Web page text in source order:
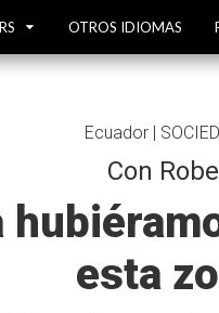
OTROS IDIOMAS
Ecuador |
Con
esta